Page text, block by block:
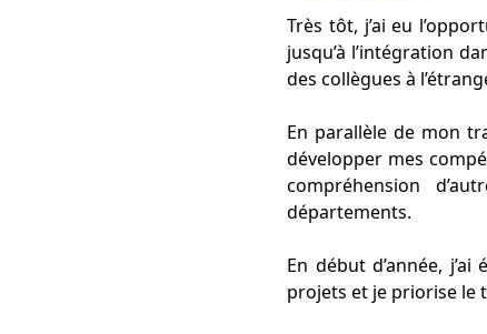
Très tôt, j’ai eu
jusqu’à l’intégration
des collègues à
En parallèle de mon
développer mes
compréhension
départements.
En début d’année,
projets et je priorise le